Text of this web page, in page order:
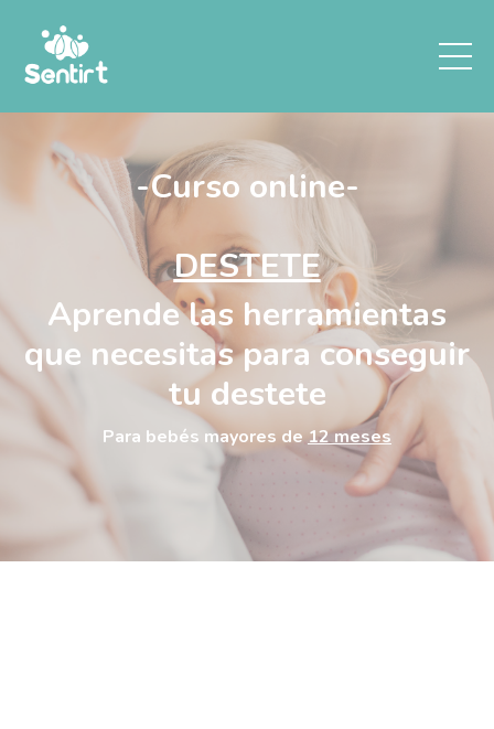
-Curso online-
DESTETE
Aprende las herramientas
que necesitas para conseguir
tu destete
Para bebés mayores de12 meses